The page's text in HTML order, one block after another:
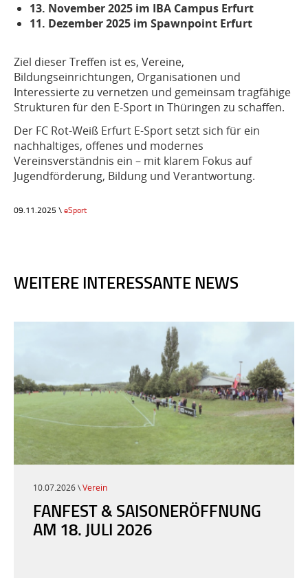
13. November 2025 im IBA Campus Erfurt
11. Dezember 2025 im Spawnpoint Erfurt
Ziel dieser Treffen ist es, Vereine,
Bildungseinrichtungen, Organisationen und
Interessierte zu vernetzen und gemeinsam tragfähige
Strukturen für den E-Sport in Thüringen zu schaffen.
Der FC Rot-Weiß Erfurt E-Sport setzt sich für ein
nachhaltiges, offenes und modernes
Vereinsverständnis ein – mit klarem Fokus auf
Jugendförderung, Bildung und Verantwortung.
09.11.2025 \eSport
WEITERE INTERESSANTE NEWS
10.07.2026 \Verein
FANFEST & SAISONERÖFFNUNG
AM 18. JULI 2026